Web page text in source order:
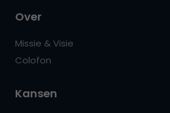
Over
Missie & Visie
Colofon
Kansen